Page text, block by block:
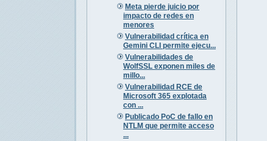
Meta pierde juicio por
impacto de redes en
menores
Vulnerabilidad crítica en
Gemini CLI permite ejecu...
Vulnerabilidades de
WolfSSL exponen miles de
millo...
Vulnerabilidad RCE de
Microsoft 365 explotada
con ...
Publicado PoC de fallo en
NTLM que permite acceso
...